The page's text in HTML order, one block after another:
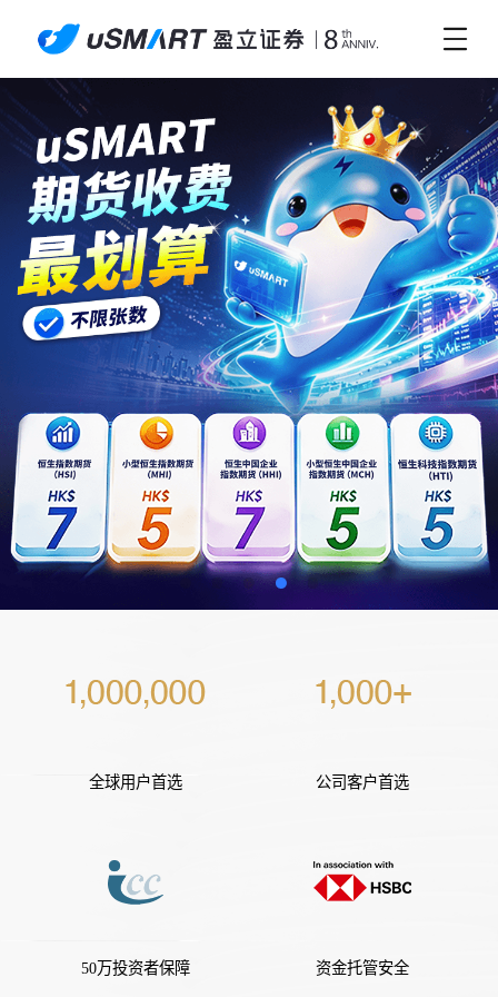
全球用户首选 公司客户首选
50万投资者保障 资金托管安全